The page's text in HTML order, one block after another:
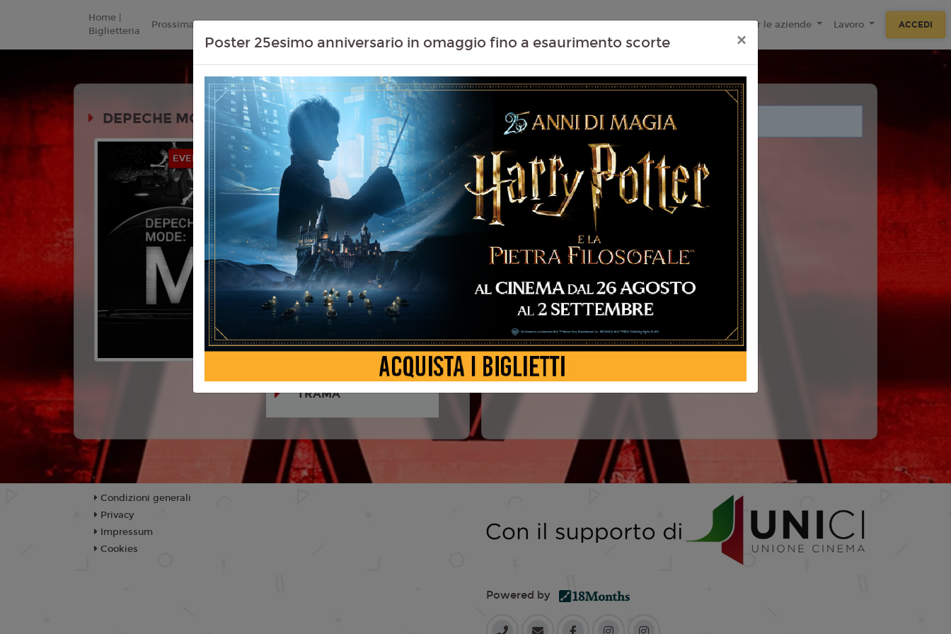
Home |
Biglietteria
Prossimamente Listino Prezzi Contenuti Extra Proiezioni Scolastiche Eventi Passati Tecnologie F.A.Q Per le aziende Lavoro ACCEDI
DEPECHE MODE: M
EVENTI MUSICALI
Durata: 95 min
Genere: Documentario, Musica
Lingua:Italiano
EtàT
Regia:Luis Fernando Frías De La
Parra
Con:Dave Gahan, Martin Gore
TRAMA
Non ci sono spettacoli legati a questo evento.
Poster 25esimo anniversario in omaggio fino a esaurimento scorte ×
Condizioni generali
Privacy
Impressum
Cookies
Powered by